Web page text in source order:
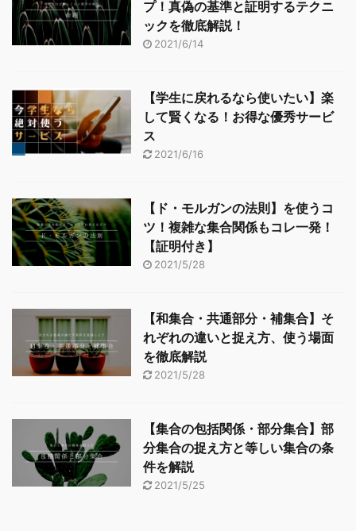
プ！真偽の基準と証明するテクニ
ックを徹底解説！
2021/6/14
【学生に戻れるなら使いたい】楽
して賢くなる！お得な優秀サービ
ス
2021/6/16
【ド・モルガンの法則】を使うコ
ツ！複雑な集合関係もコレ一発！
【証明付き】
2021/5/28
【和集合・共通部分・補集合】そ
れぞれの違いと捉え方、使う場面
を徹底解説
2021/5/28
【集合の包括関係・部分集合】部
分集合の捉え方と等しい集合の条
件を解説
2021/5/25